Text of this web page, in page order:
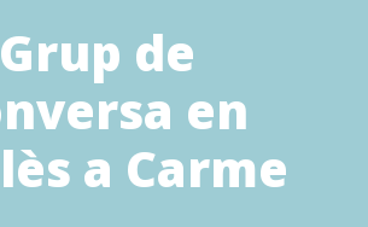
Grup de
en
a Carme